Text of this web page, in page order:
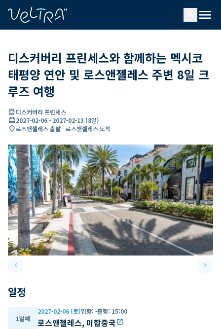
menu
디스커버리 프린세스와 함께하는 멕시코
태평양 연안 및 로스앤젤레스 주변 8일 크
루즈 여행
directions_boat디스커버리 프린세스
card_travel2027-02-06- 2027-02-13 (8일)
location_on로스앤젤레스 출발 - 로스앤젤레스 도착
keyboard_arrow_leftPrevious slide keyboard_arrow_right
일정
1일째
2027-02-06 (토)입항: -출항: 15:00
로스앤젤레스, 미합중국open_in_new